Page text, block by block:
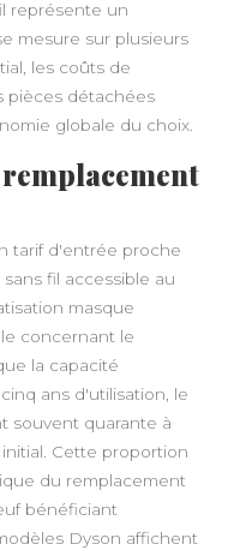
représente un
mesure sur plusieurs
les coûts de
pièces détachées
globale du choix.
tarif d'entrée proche
fil accessible au
masque
concernant le
la capacité
ans d'utilisation, le
souvent quarante à
Cette proportion
du remplacement
bénéficiant
Dyson affichent